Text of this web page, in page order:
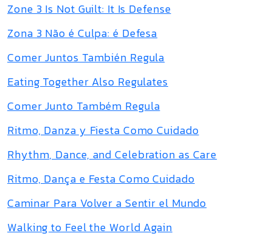
Zone 3 Is Not Guilt: It Is Defense
Zona 3 Não é Culpa: é Defesa
Comer Juntos También Regula
Eating Together Also Regulates
Comer Junto Também Regula
Ritmo, Danza y Fiesta Como Cuidado
Rhythm, Dance, and Celebration as Care
Ritmo, Dança e Festa Como Cuidado
Caminar Para Volver a Sentir el Mundo
Walking to Feel the World Again